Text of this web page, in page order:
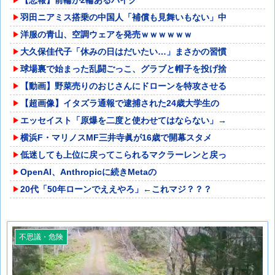
羽田ニアミス搭乗の中国人「補償も見舞いもない」中
洋服の青山、空調ウェアを発売ｗｗｗｗｗｗ
大久保佳代子「休みの日はだいたい…」まさかの習慣
球場裏で始まった乱闘ごっこ、グラブと帽子を投げ捨
【動画】野菜売りのおじさんにドローンを特攻させる
【超画像】イタズラ通報で逮捕された24歳大学生の
エッセイスト「原爆を二度と使わせてはならない」→
横浜F・マリノスMF三井寺眞が16歳で開幕スタメ
低迷しても上位に戻ってこられるマクラーレンと戻っ
OpenAI、Anthropicに続きMetaの
20代「50年ローンでええやろ」←これマジ？？？
不思議・危険